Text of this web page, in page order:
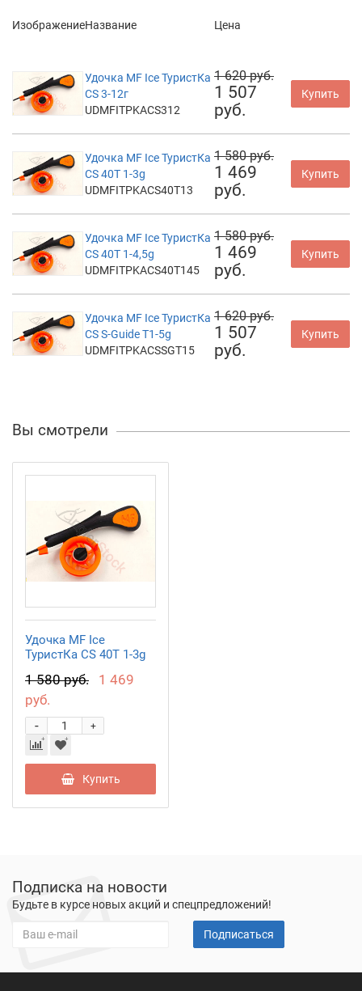
ИзображениеНазвание Цена
Удочка MF Ice ТуристКа
CS 3-12г
UDMFITPKACS312
1 620 руб.
1 507
руб.
Купить
Удочка MF Ice ТуристКа
CS 40T 1-3g
UDMFITPKACS40T13
1 580 руб.
1 469
руб.
Купить
Удочка MF Ice ТуристКа
CS 40T 1-4,5g
UDMFITPKACS40T145
1 580 руб.
1 469
руб.
Купить
Удочка MF Ice ТуристКа
CS S-Guide T1-5g
UDMFITPKACSSGT15
1 620 руб.
1 507
руб.
Купить
Вы смотрели
Удочка MF Ice
ТуристКа CS 40T 1-3g
1 580 руб.
1 469
руб.
+
-
Купить
Подписка на новости
Будьте в курсе новых акций и спецпредложений!
Подписаться